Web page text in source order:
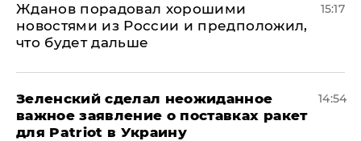
Жданов порадовал хорошими
новостями из России и предположил,
что будет дальше
15:17
Зеленский сделал неожиданное
важное заявление о поставках ракет
для Patriot в Украину
14:54